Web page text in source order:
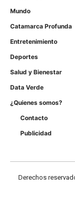
Mundo
Catamarca Profunda
Entretenimiento
Deportes
Salud y Bienestar
Data Verde
¿Quienes somos?
Contacto
Publicidad
Derechos